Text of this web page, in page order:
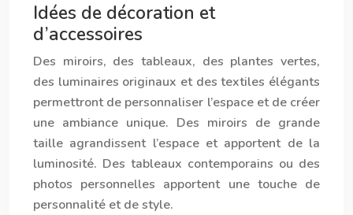
Idées de décoration et
d’accessoires
Des miroirs, des tableaux, des plantes vertes,
des luminaires originaux et des textiles élégants
permettront de personnaliser l’espace et de créer
une ambiance unique. Des miroirs de grande
taille agrandissent l’espace et apportent de la
luminosité. Des tableaux contemporains ou des
photos personnelles apportent une touche de
personnalité et de style.